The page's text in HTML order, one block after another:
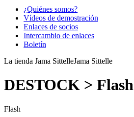
¿Quiénes somos?
Vídeos de demostración
Enlaces de socios
Intercambio de enlaces
Boletín
La tienda Jama SittelleJama Sittelle
DESTOCK > Flash
Flash